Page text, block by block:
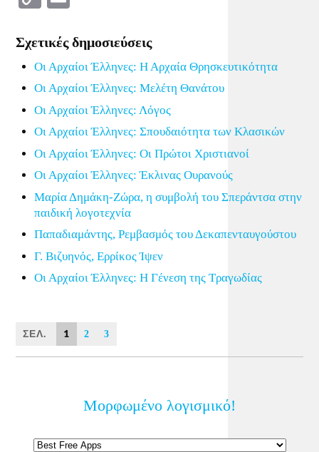
Σχετικές δημοσιεύσεις
Οι Αρχαίοι Έλληνες: Η Αρχαία Θρησκευτικότητα
Οι Αρχαίοι Έλληνες: Μελέτη Θανάτου
Οι Αρχαίοι Έλληνες: Λόγος
Οι Αρχαίοι Έλληνες: Σπουδαιότητα των Κλασικών
Οι Αρχαίοι Έλληνες: Οι Πρώτοι Χριστιανοί
Οι Αρχαίοι Έλληνες: Έκλινας Ουρανούς
Μαρία Δημάκη-Ζώρα, η συμβολή του Σπεράντσα στην
παιδική λογοτεχνία
Παπαδιαμάντης, Ρεμβασμός του Δεκαπενταυγούστου
Γ. Βιζυηνός, Ερρίκος Ίψεν
Οι Αρχαίοι Έλληνες: Η Γένεση της Τραγωδίας
ΣΕΛ. 1 2 3
Μορφωμένο λογισμικό!